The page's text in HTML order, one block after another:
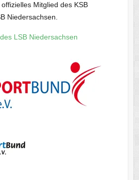
Mitglied des KSB
Niedersachsen.
LSB Niedersachsen